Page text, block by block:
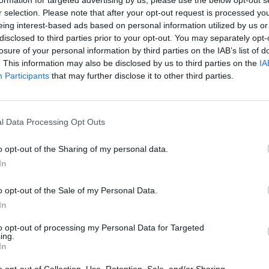
selection. Please note that after your opt-out request is processed
interest-based ads based on personal information utilized by us
to third parties prior to your opt-out. You may separately
of your personal information by third parties on the IAB’s list of
This information may also be disclosed by us to third parties on the
Participants that may further disclose it to other third parties.
Data Processing Opt Outs
opt-out of the Sharing of my personal data.
opt-out of the Sale of my Personal Data.
opt-out of processing my Personal Data for Targeted
perdirbimas
„Sodas ir daržas“ laidoje – veiksmingas
būdas atsikratyti kurklių
į
Laidos Žinios